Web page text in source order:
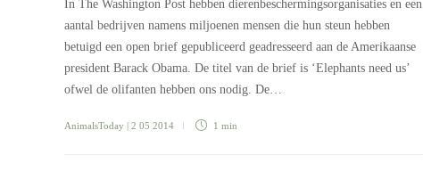
In The Washington Post hebben dierenbeschermingsorganisaties en een
aantal bedrijven namens miljoenen mensen die hun steun hebben
betuigd een open brief gepubliceerd geadresseerd aan de Amerikaanse
president Barack Obama. De titel van de brief is ‘Elephants need us’
ofwel de olifanten hebben ons nodig. De…
AnimalsToday | 2 05 2014 1 min